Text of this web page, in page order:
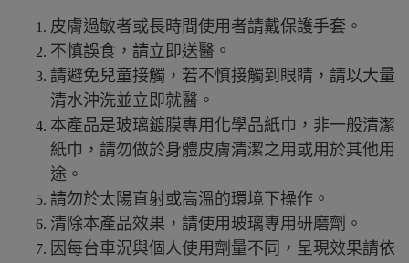
皮膚過敏者或長時間使用者請戴保護手套。
不慎誤食，請立即送醫。
請避免兒童接觸，若不慎接觸到眼睛，請以大量
清水沖洗並立即就醫。
本產品是玻璃鍍膜專用化學品紙巾，非一般清潔
紙巾，請勿做於身體皮膚清潔之用或用於其他用
途。
請勿於太陽直射或高溫的環境下操作。
清除本產品效果，請使用玻璃專用研磨劑。
因每台車況與個人使用劑量不同，呈現效果請依